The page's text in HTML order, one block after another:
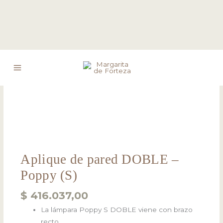
Aplique de pared DOBLE –
Poppy (S)
$ 416.037,00
La lámpara Poppy S DOBLE viene con brazo
de